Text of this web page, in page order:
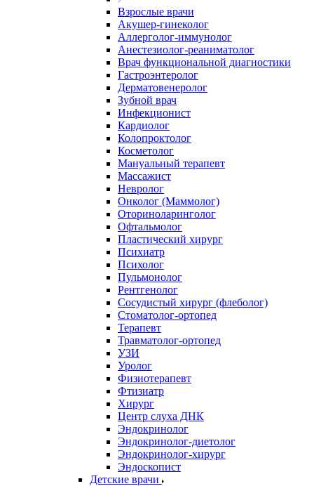
Взрослые врачи
Акушер-гинеколог
Аллерголог-иммунолог
Анестезиолог-реаниматолог
Врач функциональной диагностики
Гастроэнтеролог
Дерматовенеролог
Зубной врач
Инфекционист
Кардиолог
Колопроктолог
Косметолог
Мануальный терапевт
Массажист
Невролог
Онколог (Маммолог)
Оториноларинголог
Офтальмолог
Пластический хирург
Психиатр
Психолог
Пульмонолог
Рентгенолог
Сосудистый хирург (флеболог)
Стоматолог-ортопед
Терапевт
Травматолог-ортопед
УЗИ
Уролог
Физиотерапевт
Фтизиатр
Хирург
Центр слуха ДНК
Эндокринолог
Эндокринолог-диетолог
Эндокринолог-хирург
Эндоскопист
Детские врачи